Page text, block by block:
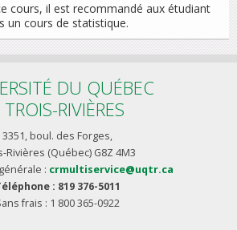
cours, il est recommandé aux étudiant
un cours de statistique.
DU QUÉBEC
RIVIÈRES
3351, boul. des Forges,
Rivières (Québec) G8Z 4M3
: crmultiservice@uqtr.ca
: 819 376-5011
frais : 1 800 365-0922